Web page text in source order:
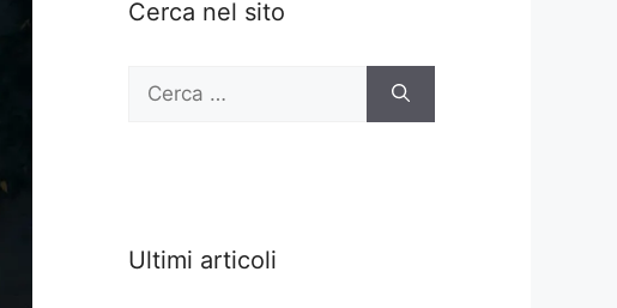
Cerca nel sito
Ricerca
Ultimi articoli